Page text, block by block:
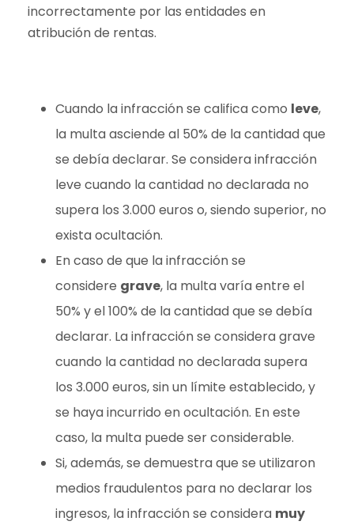
incorrectamente por las entidades en
atribución de rentas.
Cuando la infracción se califica como leve,
la multa asciende al 50% de la cantidad que
se debía declarar. Se considera infracción
leve cuando la cantidad no declarada no
supera los 3.000 euros o, siendo superior, no
exista ocultación.
En caso de que la infracción se
considere grave, la multa varía entre el
50% y el 100% de la cantidad que se debía
declarar. La infracción se considera grave
cuando la cantidad no declarada supera
los 3.000 euros, sin un límite establecido, y
se haya incurrido en ocultación. En este
caso, la multa puede ser considerable.
Si, además, se demuestra que se utilizaron
medios fraudulentos para no declarar los
ingresos, la infracción se considera muy